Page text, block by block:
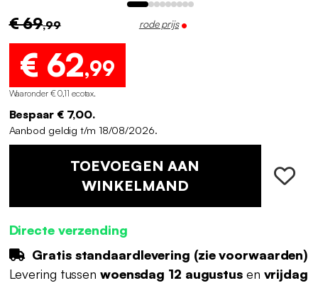
€ 69,99 rode prijs
€ 62,99
Waaronder € 0,11 ecotax.
Bespaar € 7,00.
Aanbod geldig t/m 18/08/2026.
TOEVOEGEN AAN
WINKELMAND
Directe verzending
Gratis standaardlevering (zie voorwaarden)
Levering tussen woensdag 12 augustusen vrijdag